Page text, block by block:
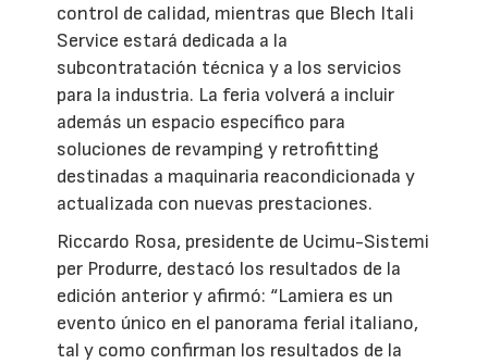
control de calidad, mientras que Blech Itali
Service estará dedicada a la
subcontratación técnica y a los servicios
para la industria. La feria volverá a incluir
además un espacio específico para
soluciones de revamping y retrofitting
destinadas a maquinaria reacondicionada y
actualizada con nuevas prestaciones.
Riccardo Rosa, presidente de Ucimu-Sistemi
per Produrre, destacó los resultados de la
edición anterior y afirmó: “Lamiera es un
evento único en el panorama ferial italiano,
tal y como confirman los resultados de la